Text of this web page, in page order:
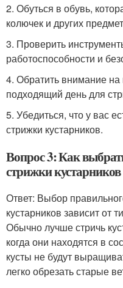
2. Обуться в обувь,
колючек и других
3. Проверить
работоспособности и
4. Обратить внимание
подходящий день для
5. Убедиться, что у вас
стрижки кустарников.
Вопрос 3: Как
стрижки кустарников
Ответ: Выбор
кустарников зависит от
Обычно лучше стричь
когда они находятся в
кусты не будут
легко обрезать старые